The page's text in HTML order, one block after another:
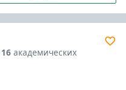
16 академических